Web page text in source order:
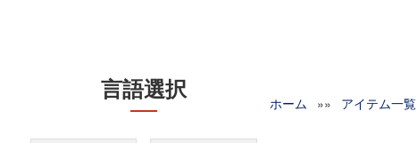
言語選択
ホーム »» アイテム一覧